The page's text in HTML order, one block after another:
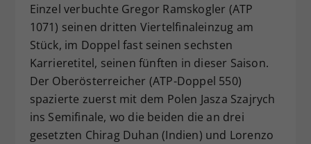
Einzel verbuchte Gregor Ramskogler (ATP
1071) seinen dritten Viertelfinaleinzug am
Stück, im Doppel fast seinen sechsten
Karrieretitel, seinen fünften in dieser Saison.
Der Oberösterreicher (ATP-Doppel 550)
spazierte zuerst mit dem Polen Jasza Szajrych
ins Semifinale, wo die beiden die an drei
gesetzten Chirag Duhan (Indien) und Lorenzo